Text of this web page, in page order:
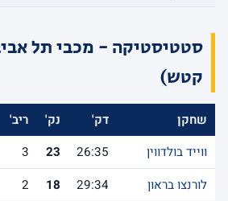
סטטיסטיקה - מכבי תל
קטש)
שחקן דק' נק' ריב'
ווייד בולדווין
26:35
23
3
לורנצו בראון
29:34
18
2